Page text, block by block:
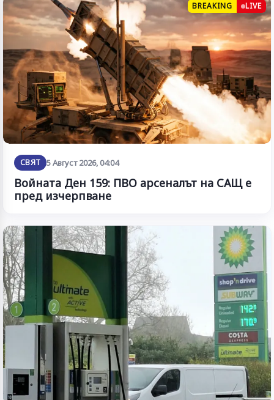
BREAKING LIVE
СВЯТ 5 Август 2026, 04:04
Войната Ден 159: ПВО арсеналът на САЩ е
пред изчерпване